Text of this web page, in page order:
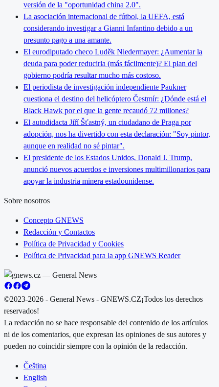
versión de la "oportunidad china 2.0".
La asociación internacional de fútbol, la UEFA, está
considerando investigar a Gianni Infantino debido a un
presunto pago a una amante.
El eurodiputado checo Luděk Niedermayer: ¿Aumentar la
deuda para poder reducirla (más fácilmente)? El plan del
gobierno podría resultar mucho más costoso.
El periodista de investigación independiente Paukner
cuestiona el destino del helicóptero Čestmír: ¿Dónde está el
Black Hawk por el que la gente recaudó 72 millones?
El autodidacta Jiří Šťastný, un ciudadano de Praga por
adopción, nos ha divertido con esta declaración: "Soy pintor,
aunque en realidad no sé pintar".
El presidente de los Estados Unidos, Donald J. Trump,
anunció nuevos acuerdos e inversiones multimillonarios para
apoyar la industria minera estadounidense.
Sobre nosotros
Concepto GNEWS
Redacción y Contactos
Política de Privacidad y Cookies
Política de Privacidad para la app GNEWS Reader
©2023-2026 - General News - GNEWS.CZ¡Todos los derechos
reservados!
La redacción no se hace responsable del contenido de los artículos
ni de los comentarios, que expresan las opiniones de sus autores y
pueden no coincidir siempre con la opinión de la redacción.
Čeština
English